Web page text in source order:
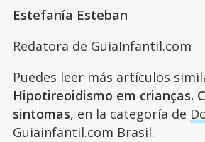
Estefanía Esteban
Redatora de GuiaInfantil.com
Puedes leer más artículos
Hipotireoidismo em crianças.
sintomas, en la categoría de
Guiainfantil.com Brasil.